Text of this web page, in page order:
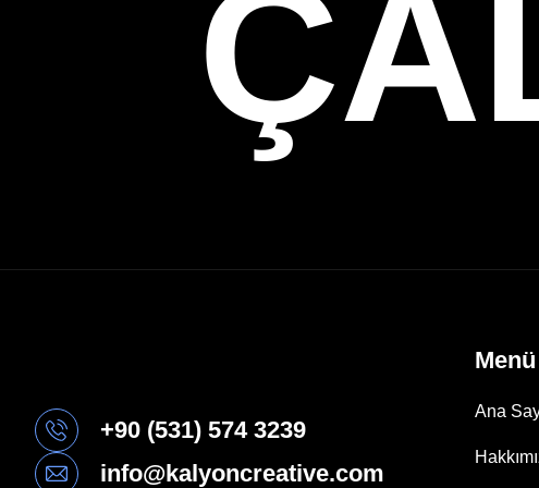
+90 (531) 574 3239
info@kalyoncreative.com
Menü
Ana